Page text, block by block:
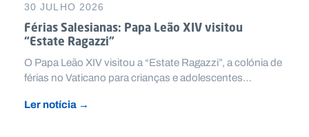
30 JULHO 2026
Férias Salesianas: Papa Leão XIV visitou
“Estate Ragazzi”
O Papa Leão XIV visitou a “Estate Ragazzi”, a colónia de
férias no Vaticano para crianças e adolescentes…
Ler notícia →